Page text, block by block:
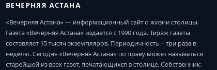
ВЕЧЕРНЯЯ АСТАНА
«Вечерняя Астана» — информационный сайт о жизни столицы.
Газета «Вечерняя Астана» издается с 1990 года. Тираж газеты
составляет 15 тысяч экземпляров. Периодичность – три раза в
неделю. Сегодня «Вечерняя Астана» по праву может называться
старейшей из всех газет, печатающихся в столице. Собственник: